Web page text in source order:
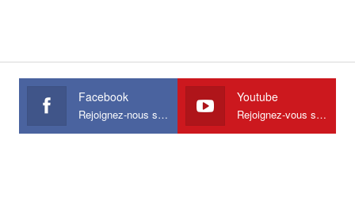
Facebook
Rejoignez-nous sur Facebook
Youtube
Rejoignez-vous sur Youtube